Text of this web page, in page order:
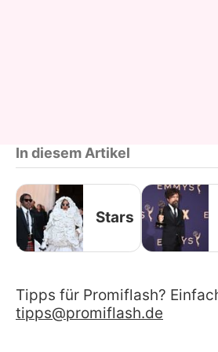
In diesem Artikel
Stars
Tipps für Promiflash?
tipps@promiflash.de